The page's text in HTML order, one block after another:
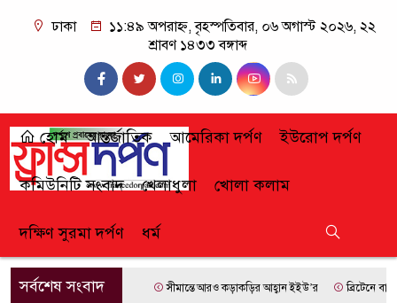
ঢাকা
১১:৪৯ অপরাহ্ন, বৃহস্পতিবার, ০৬ অগাস্ট ২০২৬, ২২
শ্রাবণ ১৪৩৩ বঙ্গাব্দ
হোম আন্তর্জাতিক আমেরিকা দর্পণ ইউরোপ দর্পণ
কমিউনিটি সংবাদ খেলাধুলা খোলা কলাম
দক্ষিণ সুরমা দর্পণ ধর্ম
সর্বশেষ সংবাদ সীমান্তে আরও কড়াকড়ির আহ্বান ইইউ’র ব্রিটেনে